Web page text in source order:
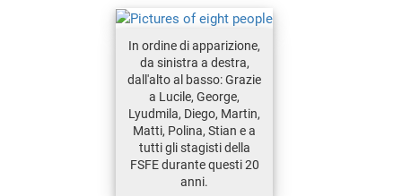
In ordine di apparizione,
da sinistra a destra,
dall'alto al basso: Grazie
a Lucile, George,
Lyudmila, Diego, Martin,
Matti, Polina, Stian e a
tutti gli stagisti della
FSFE durante questi 20
anni.